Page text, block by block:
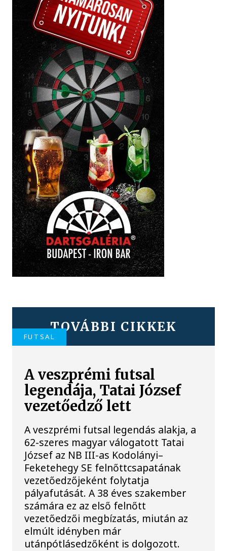
TOVÁBBI CIKKEK
FUTSAL
A veszprémi futsal
legendája, Tatai József
vezetőedző lett
A veszprémi futsal legendás alakja, a
62-szeres magyar válogatott Tatai
József az NB III-as Kodolányi–
Feketehegy SE felnőttcsapatának
vezetőedzőjeként folytatja
pályafutását. A 38 éves szakember
számára ez az első felnőtt
vezetőedzői megbízatás, miután az
elmúlt idényben már
utánpótlásedzőként is dolgozott.